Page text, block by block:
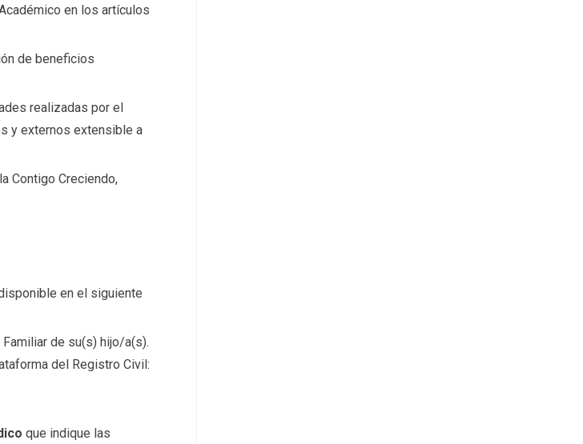
en los artículos
de beneficios
realizadas por el
y externos extensible a
Contigo Creciendo,
en el siguiente
de su(s) hijo/a(s).
del Registro Civil:
que indique las